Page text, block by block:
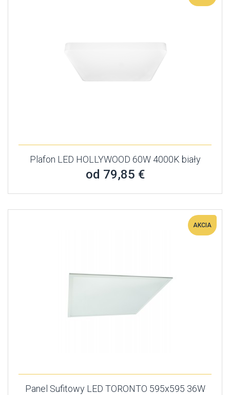
Plafon LED HOLLYWOOD 60W 4000K biały
od 79,85 €
AKCIA
Panel Sufitowy LED TORONTO 595x595 36W